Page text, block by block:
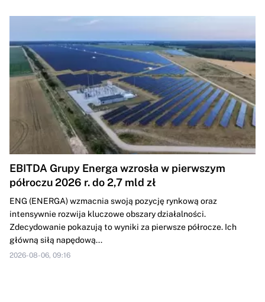
EBITDA Grupy Energa wzrosła w pierwszym
półroczu 2026 r. do 2,7 mld zł
ENG (ENERGA) wzmacnia swoją pozycję rynkową oraz
intensywnie rozwija kluczowe obszary działalności.
Zdecydowanie pokazują to wyniki za pierwsze półrocze. Ich
główną siłą napędową...
2026-08-06, 09:16